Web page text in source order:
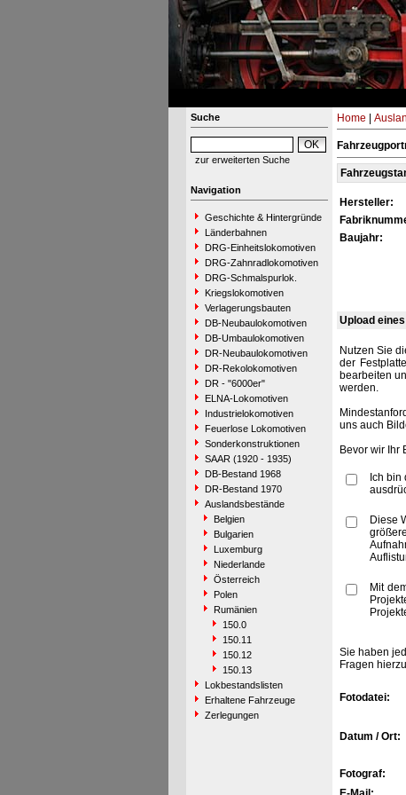
Suche
zur erweiterten Suche
Navigation
Geschichte & Hintergründe
Länderbahnen
DRG-Einheitslokomotiven
DRG-Zahnradlokomotiven
DRG-Schmalspurlok.
Kriegslokomotiven
Verlagerungsbauten
DB-Neubaulokomotiven
DB-Umbaulokomotiven
DR-Neubaulokomotiven
DR-Rekolokomotiven
DR - "6000er"
ELNA-Lokomotiven
Industrielokomotiven
Feuerlose Lokomotiven
Sonderkonstruktionen
SAAR (1920 - 1935)
DB-Bestand 1968
DR-Bestand 1970
Auslandsbestände
Belgien
Bulgarien
Luxemburg
Niederlande
Österreich
Polen
Rumänien
150.0
150.11
150.12
150.13
Lokbestandslisten
Erhaltene Fahrzeuge
Zerlegungen
Home
Hersteller:
Baujahr:
Upload
Nutzen Sie
der
bearbeiten
werden.
uns auch
Bevor wir Ihr
Ich
Diese
Mit
Sie haben
Fragen
Fotodatei:
Datum / Ort:
Fotograf: